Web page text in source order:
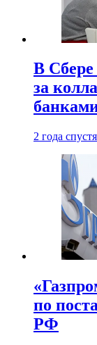
В
за
2 года спустя
по
РФ